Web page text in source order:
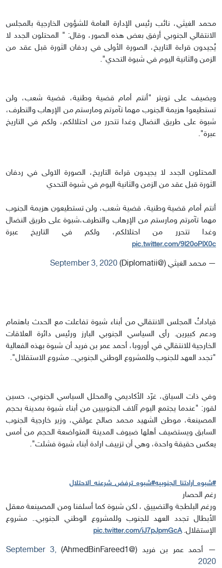
محمد الغيثي، نائب رئيس الإدارة العامة للشؤون الخارجية بالمجلس
الانتقالي الجنوبي أرفق بعض هذه الصور، وقال: " المحتلون الجدد لا
يُجيدون قراءة التاريخ، الصورة الأولى في ردفان الثورة قبل عقد من
الزمن والثانية اليوم في شبوة التحدي".
ويضيف على تويتر "أنتم أمام قضية وطنية، قضية شعب، ولن
تستطيعوا هزيمة الجنوب مهما تآمرتم ومارستم من الإرهاب والتطرف،
شبوة على طريق النضال وغدا تتحرر من احتلالكم، ولكم في التاريخ
عبرة".
المحتلون الجدد لا يجيدون قراءة التاريخ، الصورة الاولى في ردفان
الثورة قبل عقد من الزمن والثانية اليوم في شبوة التحدي
أنتم أمام قضية وطنية، قضية شعب، ولن تستطيعون هزيمة الجنوب
مهما تآمرتم ومارستم من الإرهاب والتطرف،شبوة على طريق النضال
وغدا تتحرر من احتلالكم، ولكم في التاريخ عبرة
pic.twitter.com/9l20oPlX0c
— محمد الغيثي (@Diplomatii) September 3, 2020
قياداتُ المجلس الانتقالي من أبناء شبوة تفاعلت مع الحدث باهتمام
ودعم كبيرين. رأى السياسي الجنوبي البارز ورئيس دائرة العلاقات
الخارجية للانتقالي في أوروبا، أحمد عمر بن فريد أن شبوة بهذه الفعالية
"تجدد العهد للجنوب وللمشروع الوطني الجنوبي.. مشروع الاستقلال".
وفي ذات السياق، غرّد الأكاديمي والمحلل السياسي الجنوبي، حسين
لقور: "عندما يجتمع اليوم آلاف الجنوبيين من أبناء شبوة بمدينة بحجم
المصينعة، موطن الشهيد محمد صالح عولقي، وزير خارجية الجنوب
السابق ويستضيف أهلها ضيوف المدينة المتواضعة الحجم من أمس
يعكس حقيقة واحدة، وهي أن تزييف ارادة أبناء شبوة فشلت".
#شبوه_ارادتنا_الجنوبيه#شبوه_ترفض_شرعنه_الاحتلال
رغم الحصار
ورغم البلطجة والتضييق ، لكن شبوة كما أسلفنا ومن المصينعة معقل
الأبطال تجدد العهد للجنوب وللمشروع الوطني الجنوبي.. مشروع
الإستقلال.pic.twitter.com/iJ7pJpmGcA
— أحمد عمر بن فريد (@AhmedBinFareed1)
September 3,
2020